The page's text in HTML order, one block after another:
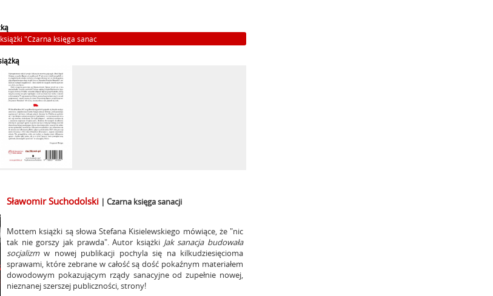
"Czarna księga sanac
Sławomir Suchodolski | Czarna księga sanacji
Mottem książki są słowa Stefana Kisielewskiego mówiące, że "nic
tak nie gorszy jak prawda". Autor książki Jak sanacja budowała
socjalizmw nowej publikacji pochyla się na kilkudziesięcioma
sprawami, które zebrane w całość są dość pokaźnym materiałem
dowodowym pokazującym rządy sanacyjne od zupełnie nowej,
nieznanej szerszej publiczności, strony!